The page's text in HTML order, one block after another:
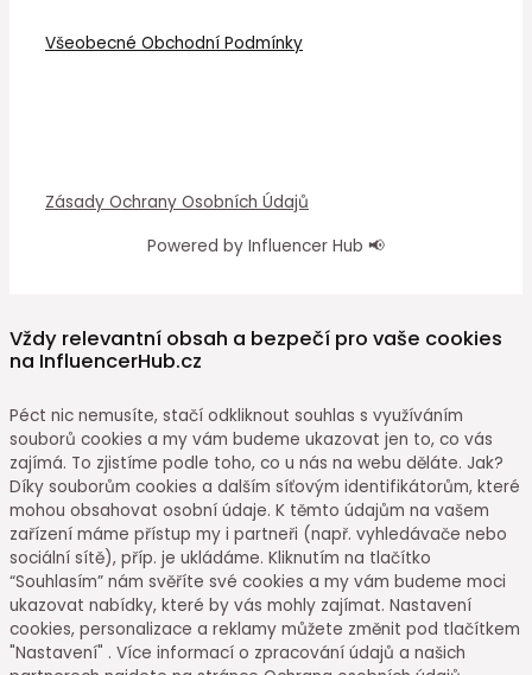
Všeobecné Obchodní Podmínky
Zásady Ochrany Osobních Údajů
Powered by Influencer Hub 📢
Vždy relevantní obsah a bezpečí pro vaše cookies
na InfluencerHub.cz
Péct nic nemusíte, stačí odkliknout souhlas s využíváním
souborů cookies a my vám budeme ukazovat jen to, co vás
zajímá. To zjistíme podle toho, co u nás na webu děláte. Jak?
Díky souborům cookies a dalším síťovým identifikátorům, které
mohou obsahovat osobní údaje. K těmto údajům na vašem
zařízení máme přístup my i partneři (např. vyhledávače nebo
sociální sítě), příp. je ukládáme. Kliknutím na tlačítko
“Souhlasím” nám svěříte své cookies a my vám budeme moci
ukazovat nabídky, které by vás mohly zajímat. Nastavení
cookies, personalizace a reklamy můžete změnit pod tlačítkem
"Nastavení" . Více informací o zpracování údajů a našich